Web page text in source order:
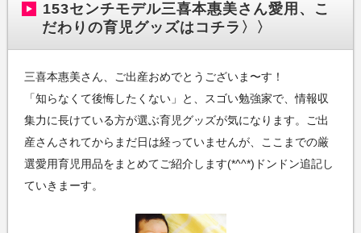
153センチモデル三喜本惠美さん愛用、こ
だわりの育児グッズはコチラ〉〉
三喜本惠美さん、ご出産おめでとうございま〜す！
「知らなくて後悔したくない」と、スゴい勉強家で、情報収
集力に長けている方が選ぶ育児グッズが気になります。ご出
産さんされてからまだ日は経っていませんが、ここまでの厳
選愛用育児用品をまとめてご紹介します(*^^*)ドンドン追記し
ていきまーす。